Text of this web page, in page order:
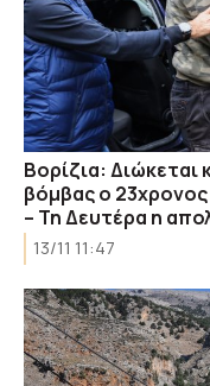
Βορίζια: Διώκεται
βόμβας ο
– Τη Δευτέρα η
13/11 11:47